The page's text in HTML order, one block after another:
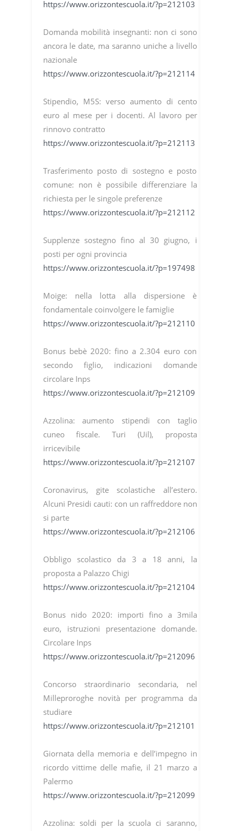
https://www.orizzontescuola.it/?p=212103
Domanda mobilità insegnanti: non ci sono
ancora le date, ma saranno uniche a livello
nazionale
https://www.orizzontescuola.it/?p=212114
Stipendio, M5S: verso aumento di cento
euro al mese per i docenti. Al lavoro per
rinnovo contratto
https://www.orizzontescuola.it/?p=212113
Trasferimento posto di sostegno e posto
comune: non è possibile differenziare la
richiesta per le singole preferenze
https://www.orizzontescuola.it/?p=212112
Supplenze sostegno fino al 30 giugno, i
posti per ogni provincia
https://www.orizzontescuola.it/?p=197498
Moige: nella lotta alla dispersione è
fondamentale coinvolgere le famiglie
https://www.orizzontescuola.it/?p=212110
Bonus bebè 2020: fino a 2.304 euro con
secondo figlio, indicazioni domande
circolare Inps
https://www.orizzontescuola.it/?p=212109
Azzolina: aumento stipendi con taglio
cuneo fiscale. Turi (Uil), proposta
irricevibile
https://www.orizzontescuola.it/?p=212107
Coronavirus, gite scolastiche all’estero.
Alcuni Presidi cauti: con un raffreddore non
si parte
https://www.orizzontescuola.it/?p=212106
Obbligo scolastico da 3 a 18 anni, la
proposta a Palazzo Chigi
https://www.orizzontescuola.it/?p=212104
Bonus nido 2020: importi fino a 3mila
euro, istruzioni presentazione domande.
Circolare Inps
https://www.orizzontescuola.it/?p=212096
Concorso straordinario secondaria, nel
Milleproroghe novità per programma da
studiare
https://www.orizzontescuola.it/?p=212101
Giornata della memoria e dell’impegno in
ricordo vittime delle mafie, il 21 marzo a
Palermo
https://www.orizzontescuola.it/?p=212099
Azzolina: soldi per la scuola ci saranno,